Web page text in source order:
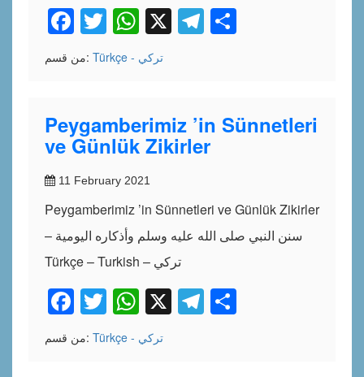
Facebook
Twitter
WhatsApp
X Telegram
من قسم: Türkçe - تركي
Peygamberimiz ’in Sünnetleri
ve Günlük Zikirler
11 February 2021
Peygamberimiz ’in Sünnetleri ve Günlük Zikirler
– سنن النبي صلى الله عليه وسلم وأذكاره اليومية
Türkçe – Turkish – تركي
Facebook
Twitter
WhatsApp
X Telegram
من قسم: Türkçe - تركي